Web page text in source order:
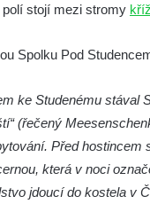
stojí mezi stromy
Spolku Pod
ke Studenému stával
(řečený
Před hostincem
která v noci
jdoucí do kostela v